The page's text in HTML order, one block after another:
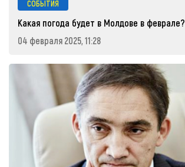
СОБЫТИЯ
Какая погода будет в Молдове в феврале?
04 февраля 2025, 11:28